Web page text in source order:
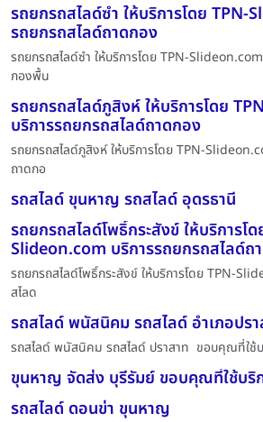
รถยกรถสไลด์ซำ ให้บริการโดย TPN-
รถยกรถสไลด์ถาดกอง
รถยกรถสไลด์ซำ ให้บริการโดย TPN-
กองพื้น
รถยกรถสไลด์ภูสิงห์ ให้บริการโดย
บริการรถยกรถสไลด์ถาดกอง
รถยกรถสไลด์ภูสิงห์ ให้บริการโดย TPN-
ถาดกอ
รถสไลด์ ขุนหาญ รถสไลด์ อุดรธานี
รถยกรถสไลด์โพธิ์กระสังข์ ให้บริการโ
Slideon.com บริการรถยกรถสไลด์ถ
รถยกรถสไลด์โพธิ์กระสังข์ ให้บริการโดย TPN-
สไลด
รถสไลด์ พนัสนิคม รถสไลด์ อำเภอปร
รถสไลด์ พนัสนิคม รถสไลด์ ปราสาท ขอบคุณที่ใช้
ขุนหาญ จัดส่ง บุรีรัมย์ ขอบคุณที่ใช้บริ
รถสไลด์ ดอนข่า ขุนหาญ